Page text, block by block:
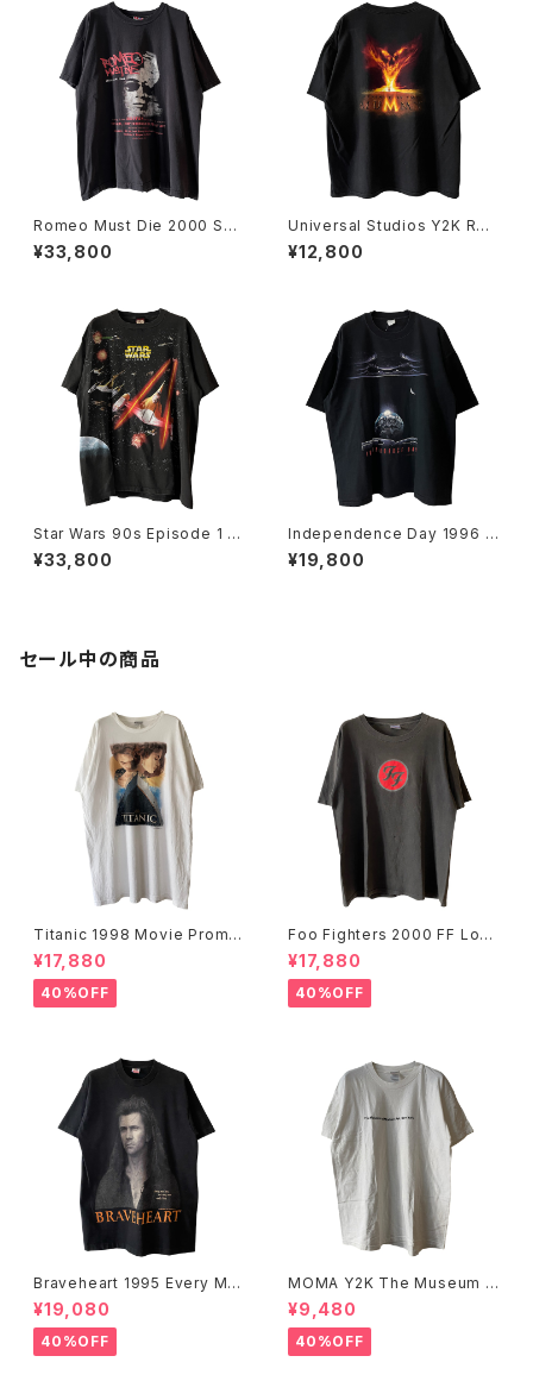
Romeo Must Die 2000 Sou
ndtrack Promo Rap Tee
¥33,800
Universal Studios Y2K Rev
enge Of The Mummy Tee
¥12,800
Star Wars 90s Episode 1 Al
l Over Print Movie Promo T
ee
¥33,800
Independence Day 1996 M
ovie Promo Tee
¥19,800
セール中の商品
Titanic 1998 Movie Promo
Tee White
¥17,880
40%OFF
Foo Fighters 2000 FF Log
o Band Tee
¥17,880
40%OFF
Braveheart 1995 Every Ma
n Dies, Not Every Man Real
ly Lives Movie Promo Tee
¥19,080
40%OFF
MOMA Y2K The Museum O
f Modern Art, New York Te
e
¥9,480
40%OFF